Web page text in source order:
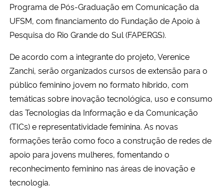
Programa de Pós-Graduação em Comunicação da
UFSM, com financiamento do Fundação de Apoio à
Pesquisa do Rio Grande do Sul (FAPERGS).
De acordo com a integrante do projeto, Verenice
Zanchi, serão organizados cursos de extensão para o
público feminino jovem no formato híbrido, com
temáticas sobre inovação tecnológica, uso e consumo
das Tecnologias da Informação e da Comunicação
(TICs) e representatividade feminina. As novas
formações terão como foco a construção de redes de
apoio para jovens mulheres, fomentando o
reconhecimento feminino nas áreas de inovação e
tecnologia.